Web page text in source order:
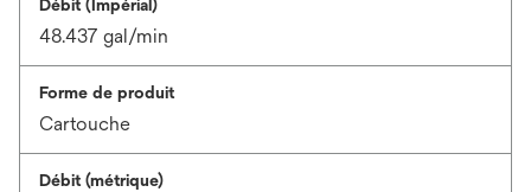
Débit (Impérial)
48.437 gal/min
Forme de produit
Cartouche
Débit (métrique)